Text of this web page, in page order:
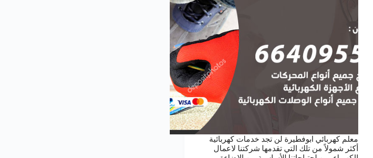
معلم كهربائي ابوفطيرة لن تجد خدمات كهربائية
أكثر شمولاً من تلك التي تقدمها شركتنا لاعمال